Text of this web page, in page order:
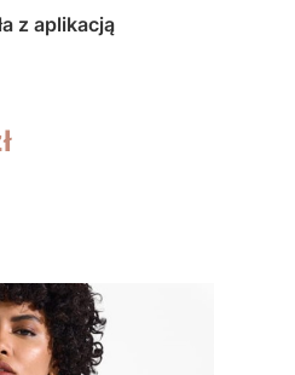
z aplikacją